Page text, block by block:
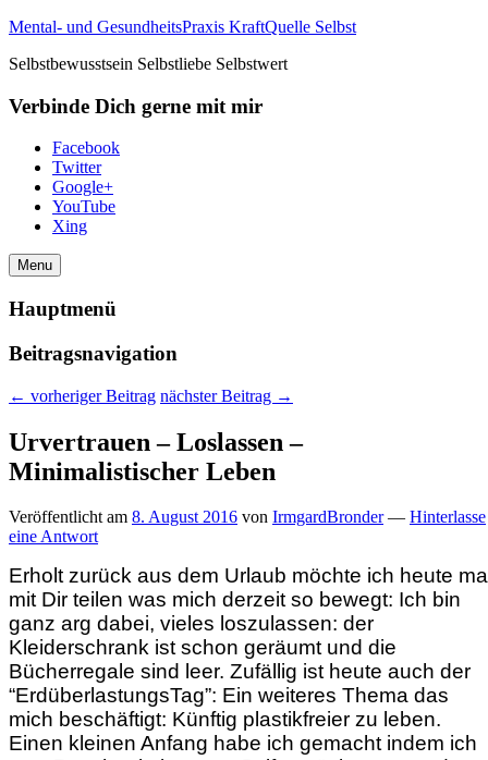
Mental- und GesundheitsPraxis KraftQuelle Selbst
Selbstbewusstsein Selbstliebe Selbstwert
Verbinde Dich gerne mit mir
Facebook
Twitter
Google+
YouTube
Xing
Menu
Hauptmenü
Beitragsnavigation
← vorheriger Beitrag nächster Beitrag →
Urvertrauen – Loslassen –
Minimalistischer Leben
Veröffentlicht am 8. August 2016 von IrmgardBronder — Hinterlasse
eine Antwort
Erholt zurück aus dem Urlaub möchte ich heute
mit Dir teilen was mich derzeit so bewegt: Ich bin
ganz arg dabei, vieles loszulassen: der
Kleiderschrank ist schon geräumt und die
Bücherregale sind leer. Zufällig ist heute auch der
“ErdüberlastungsTag”: Ein weiteres Thema das
mich beschäftigt: Künftig plastikfreier zu leben.
Einen kleinen Anfang habe ich gemacht indem ich